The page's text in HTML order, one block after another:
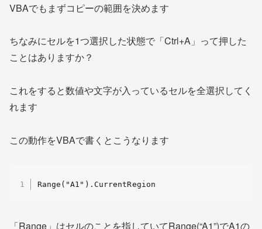
VBAでもまずコピーの範囲を決めます
ちなみにセルを1つ選択した状態で「Ctrl+A」って押した
ことはありますか？
これをすると数値や文字が入っているセルを全選択してく
れます
この動作をVBAで書くとこうなります
Range("A1").CurrentRegion
「Range」はセルのことを指していてRange(“A1”)でA1の